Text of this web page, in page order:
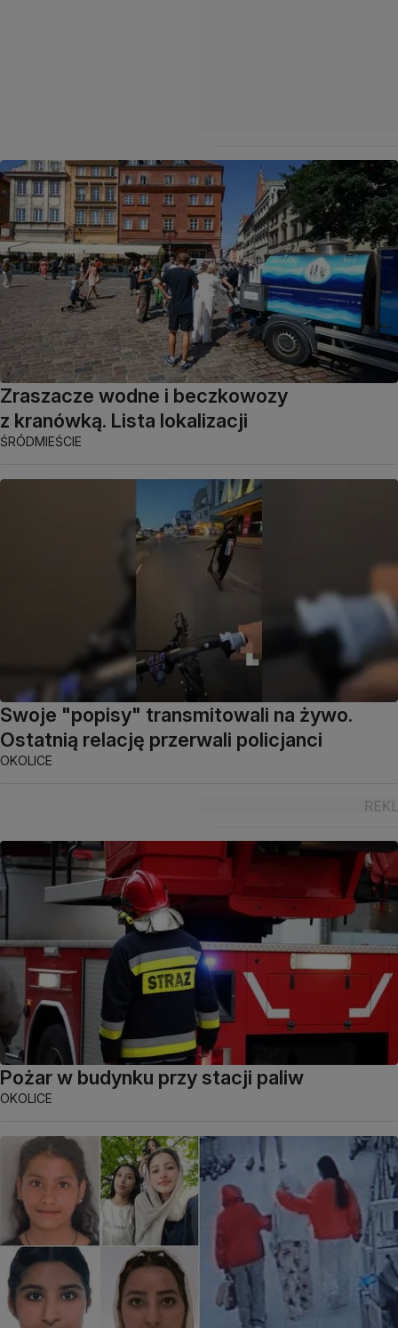
Zraszacze wodne i beczkowozy
z kranówką. Lista lokalizacji
ŚRÓDMIEŚCIE
Swoje "popisy" transmitowali na żywo.
Ostatnią relację przerwali policjanci
OKOLICE
Pożar w budynku przy stacji paliw
OKOLICE